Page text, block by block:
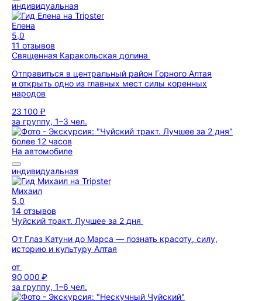
индивидуальная
Елена
5,0
11 отзывов
Священная Каракольская долина
Отправиться в центральный район Горного Алтая
и открыть одно из главных мест силы коренных
народов
23 100 ₽
за группу, 1–3 чел.
более 12 часов
На автомобиле
индивидуальная
Михаил
5,0
14 отзывов
Чуйский тракт. Лучшее за 2 дня
От Глаз Катуни до Марса — познать красоту, силу,
историю и культуру Алтая
от
90 000 ₽
за группу, 1–6 чел.